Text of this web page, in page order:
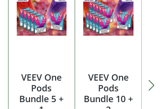
VEEV One
Pods
Bundle 5 +
VEEV One
Pods
Bundle 10 +